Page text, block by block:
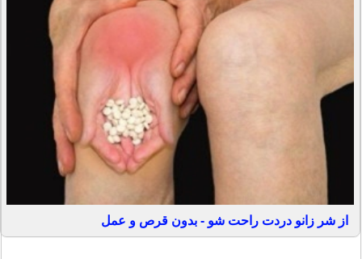
از شر زانو دردت راحت شو - بدون قرص و عمل